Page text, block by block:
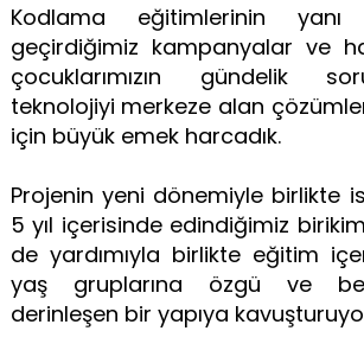
Kodlama eğitimlerinin
geçirdiğimiz kampanyalar ve
çocuklarımızın gündelik
teknolojiyi merkeze alan
için büyük emek harcadık.
Projenin yeni dönemiyle birlikte
5 yıl içerisinde edindiğimiz
de yardımıyla birlikte eğitim
yaş gruplarına özgü ve
derinleşen bir yapıya